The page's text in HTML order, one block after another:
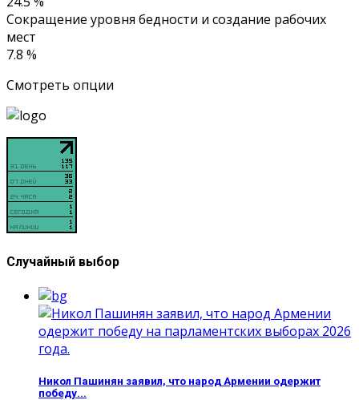
Сокращение уровня бедности и создание рабочих
мест
7.8 %
Смотреть опции
Случайный выбор
Никол Пашинян заявил, что народ Армении одержит
победу...